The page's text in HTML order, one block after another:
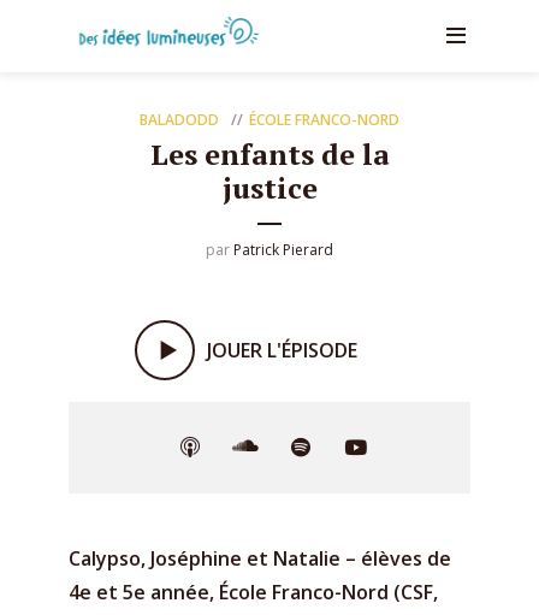
BALADODD ÉCOLE FRANCO-NORD
Les enfants de la
justice
par Patrick Pierard
JOUER L'ÉPISODE
Calypso, Joséphine et Natalie – élèves de
4e et 5e année, École Franco-Nord (CSF,